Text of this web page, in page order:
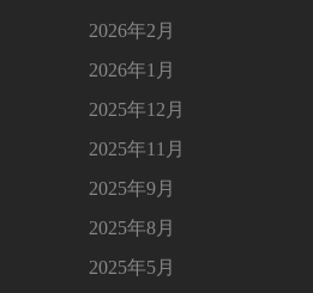
2026年2月
2026年1月
2025年12月
2025年11月
2025年9月
2025年8月
2025年5月